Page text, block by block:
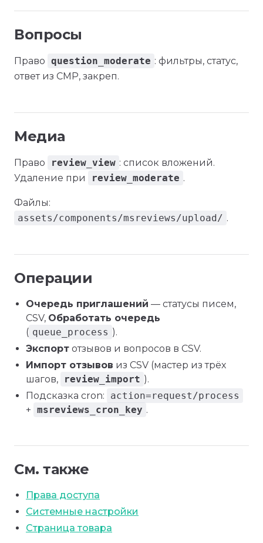
Вопросы
Право question_moderate : фильтры, статус,
ответ из CMP, закреп.
Медиа
Право review_view : список вложений.
Удаление при
review_moderate .
Файлы:
assets/components/msreviews/upload/ .
Операции
Очередь приглашений — статусы писем,
CSV, Обработать очередь
( queue_process ).
Экспорт отзывов и вопросов в CSV.
Импорт отзывов из CSV (мастер из трёх
шагов,
review_import ).
Подсказка cron:
action=request/process
+ msreviews_cron_key .
См. также
Права доступа
Системные настройки
Страница товара